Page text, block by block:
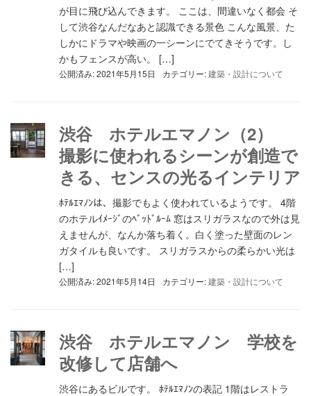
が目に飛び込んできます。 ここは、間違いなく都会 そ
して渋谷なんだなあと認識できる景色 こんな風景、た
しかにドラマや映画の一シーンにでてきそうです。し
かもフェンスが高い。 […]
公開済み: 2021年5月15日 カテゴリー:建築・設計について
渋谷 ホテルエマノン（2）
撮影に使われるシーンが創造で
きる、センスの光るインテリア
ﾎﾃﾙｴﾏﾉﾝは、撮影でもよく使われているようです。 4階
のホテルｲﾒｰｼﾞのﾍﾞｯﾄﾞﾙｰﾑ 窓はスリガラスなので外は見
えませんが、なんか落ち着く。白く塗った壁面のレン
ガタイルも良いです。 スリガラスからの柔らかい光は
[…]
公開済み: 2021年5月14日 カテゴリー:建築・設計について
渋谷 ホテルエマノン 学校を
改修して店舗へ
渋谷にあるビルです。 ﾎﾃﾙｴﾏﾉﾝの表記 1階はレストラ